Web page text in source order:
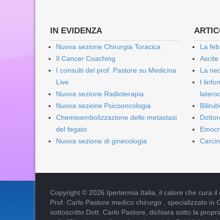
IN EVIDENZA
Nuova sezione Chirurgia Toracica
Il Cancer Coaching
I consulti del prof. Pastore su Medicina
Live
Nuova sezione Radioterapia
Nuova sezione Psicooncologia
Chemioembolizzazione delle metastasi
del fegato
Nuova sezione di ginecologia
La
La
I
Copyright © 2026 Ipertermia Italia, il calore che cura il
Prof. Carlo Pastore medico chirurgo , specializzato in
sottoscritto Dott. Carlo Pastore, dichiara sotto la